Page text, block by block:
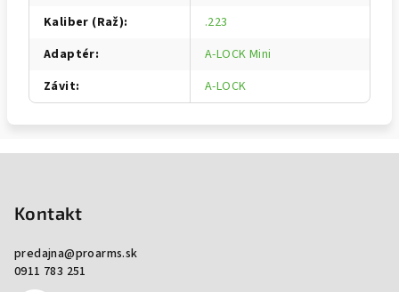
Kaliber (Raž):
.223
Adaptér:
A-LOCK Mini
Závit: A-LOCK
Kontakt
predajna@proarms.sk
0911 783 251